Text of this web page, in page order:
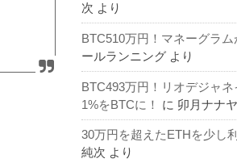
次 より
BTC510万円！マネーグラム
ールランニング より
BTC493万円！リオデジャ
1%をBTCに！
に 卯月ナナヤ
30万円を超えたETHを少し
純次 より